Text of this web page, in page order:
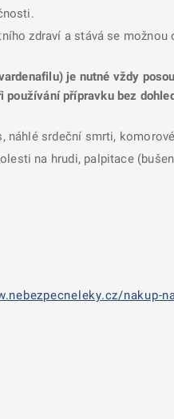
zdraví a stává se možnou
je nutné vždy
přípravku bez
srdeční smrti,
na hrudi, palpitace
nakup-